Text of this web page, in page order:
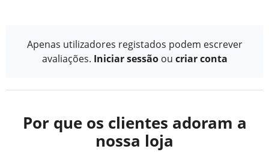
Apenas utilizadores registados podem escrever
avaliações. Iniciar sessão ou criar conta
Por que os clientes adoram a
nossa loja